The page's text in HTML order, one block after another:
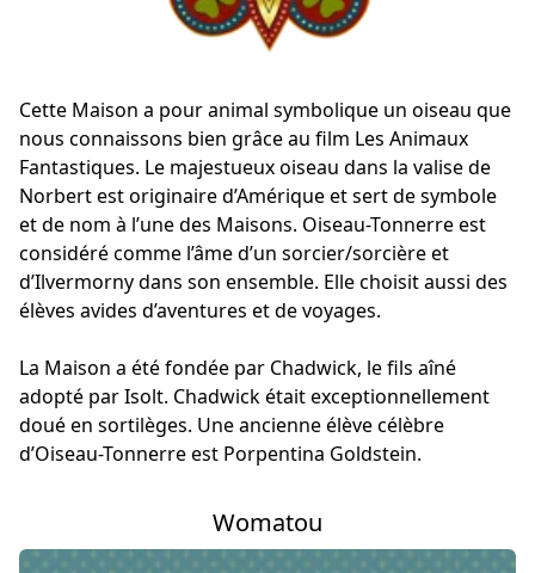
Cette Maison a pour animal symbolique un oiseau que
nous connaissons bien grâce au film Les Animaux
Fantastiques. Le majestueux oiseau dans la valise de
Norbert est originaire d’Amérique et sert de symbole
et de nom à l’une des Maisons. Oiseau-Tonnerre est
considéré comme l’âme d’un sorcier/sorcière et
d’Ilvermorny dans son ensemble. Elle choisit aussi des
élèves avides d’aventures et de voyages.
La Maison a été fondée par Chadwick, le fils aîné
adopté par Isolt. Chadwick était exceptionnellement
doué en sortilèges. Une ancienne élève célèbre
d’Oiseau-Tonnerre est Porpentina Goldstein.
Womatou